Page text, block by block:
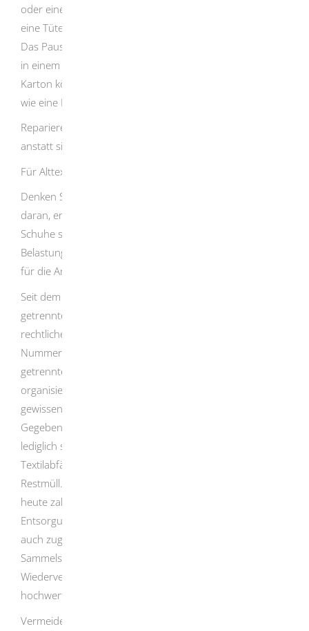
oder einen Korb mit, damit Sie nicht in jedem Geschäft
eine Tüte verlangen beziehungsweise kaufen müssen.
Das Pausenbrot ist in einer Dose besser aufgehoben als
in einem Stück Alufolie. Verpackungen aus Papier und
Karton können genauso dekorativ und schützend sein
wie eine Folienverpackung.
Reparieren oder upcyceln Sie defekte Gegenstände,
anstatt sie wegzuwerfen!
Für Alttextilien gilt:
Denken Sie schon beim Kauf von Kleidern und Schuhen
daran, erst recht bei ihrem Aussondern: Textilien und
Schuhe sind mit vielen Ressourcen sowie hohen
Belastungen (für die Umwelt und leider manchmal auch
für die Arbeitskräfte) erzeugt worden.
Seit dem 1. Januar 2025 gilt die Verpflichtung zur
getrennten Sammlung von Textilabfällen für öffentlich-
rechtliche Entsorgungsträger (§ 20 Absatz 2 Satz 1
Nummer 6 KrWG). Demnach müssen diese nunmehr die
getrennte Sammlung in ihrem Zuständigkeitsbereich
organisieren. Bei der Umsetzung haben Sie einen
gewissen Spielraum, um die Regelungen an die lokalen
Gegebenheiten anzupassen. Grundsätzlich gehören
lediglich stark verschmutzte oder kontaminierte
Textilabfälle (zum Beispiel Öllappen) auch weiterhin in den
Restmüll. Für die Abgabe von Alttextilien gibt es bereits
heute zahlreiche Angebote von öffentlich-rechtlichen
Entsorgungsträgern sowie vielen gemeinnützigen, aber
auch zugelassenen gewerblichen Sammlungen oder
Sammelstellen, die die Alttextilien sorgsam zur
Wiederverwendung vorbereiten oder zumindest
hochwertig verwerten lassen.
Vermeiden Sie, Ihre ehemaligen Kleiderschätze